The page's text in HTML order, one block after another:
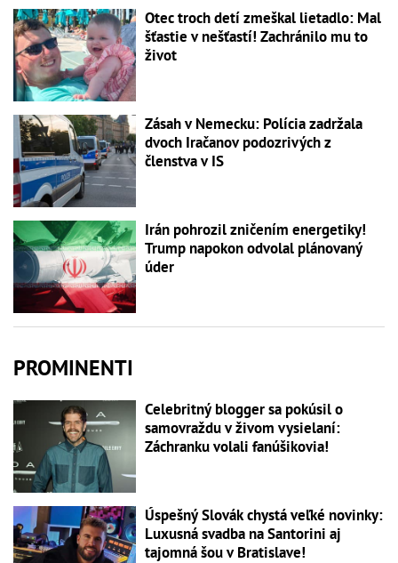
Otec troch detí zmeškal lietadlo: Mal
šťastie v nešťastí! Zachránilo mu to
život
Zásah v Nemecku: Polícia zadržala
dvoch Iračanov podozrivých z
členstva v IS
Irán pohrozil zničením energetiky!
Trump napokon odvolal plánovaný
úder
PROMINENTI
Celebritný blogger sa pokúsil o
samovraždu v živom vysielaní:
Záchranku volali fanúšikovia!
Úspešný Slovák chystá veľké novinky:
Luxusná svadba na Santorini aj
tajomná šou v Bratislave!